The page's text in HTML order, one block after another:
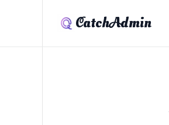
CatchAdmin